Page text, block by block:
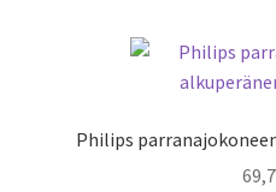
Philips